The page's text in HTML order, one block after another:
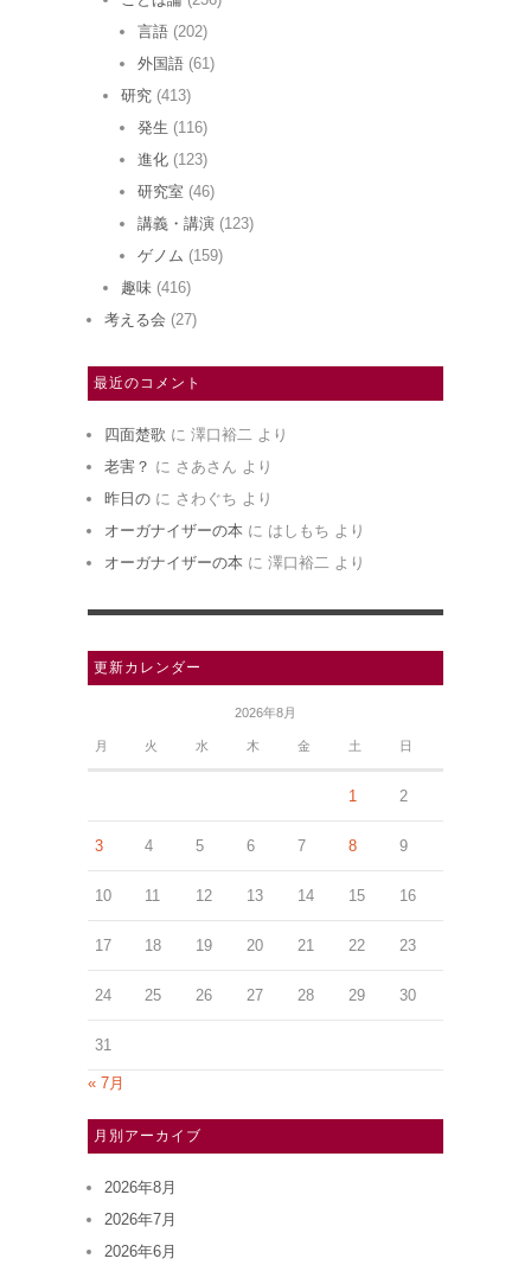
言語 (202)
外国語 (61)
研究 (413)
発生 (116)
進化 (123)
研究室 (46)
講義・講演 (123)
ゲノム (159)
趣味 (416)
考える会 (27)
最近のコメント
四面楚歌 に 澤口裕二 より
老害？ に さあさん より
昨日の に さわぐち より
オーガナイザーの本 に はしもち より
オーガナイザーの本 に 澤口裕二 より
更新カレンダー
2026年8月
月 火 水 木 金 土 日
1 2
3 4 5 6 7 8 9
10 11 12 13 14 15 16
17 18 19 20 21 22 23
24 25 26 27 28 29 30
31
« 7月
月別アーカイブ
2026年8月
2026年7月
2026年6月